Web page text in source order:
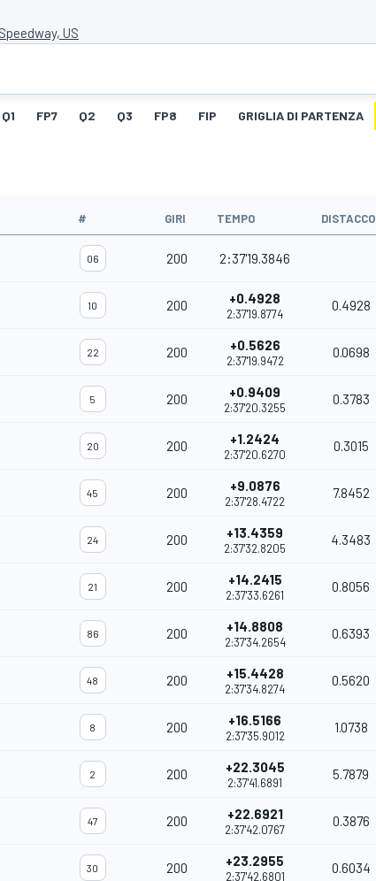
US
Q1 FP7 Q2 Q3 FP8 FIP GRIGLIA DI PARTENZA
# GIRI TEMPO DISTACCO
06 200 2:37'19.3846
10 200 +0.4928
2:37'19.8774
0.4928
22 200 +0.5626
2:37'19.9472
0.0698
5 200 +0.9409
2:37'20.3255
0.3783
20 200 +1.2424
2:37'20.6270
0.3015
45 200 +9.0876
2:37'28.4722
7.8452
24 200 +13.4359
2:37'32.8205
4.3483
21 200 +14.2415
2:37'33.6261
0.8056
86 200 +14.8808
2:37'34.2654
0.6393
48 200 +15.4428
2:37'34.8274
0.5620
8 200 +16.5166
2:37'35.9012
1.0738
2 200 +22.3045
2:37'41.6891
5.7879
47 200 +22.6921
2:37'42.0767
0.3876
30 200 +23.2955
2:37'42.6801
0.6034